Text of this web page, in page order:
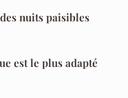
nuits paisibles
est le plus adapté